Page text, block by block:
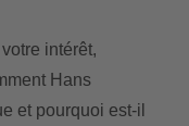
intérêt,
Hans
et pourquoi est-il